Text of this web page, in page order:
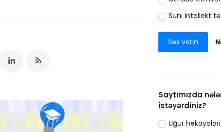
Süni intellekt
Səs verin
Saytımızda
istəyərdiniz?
Uğur hekayələri